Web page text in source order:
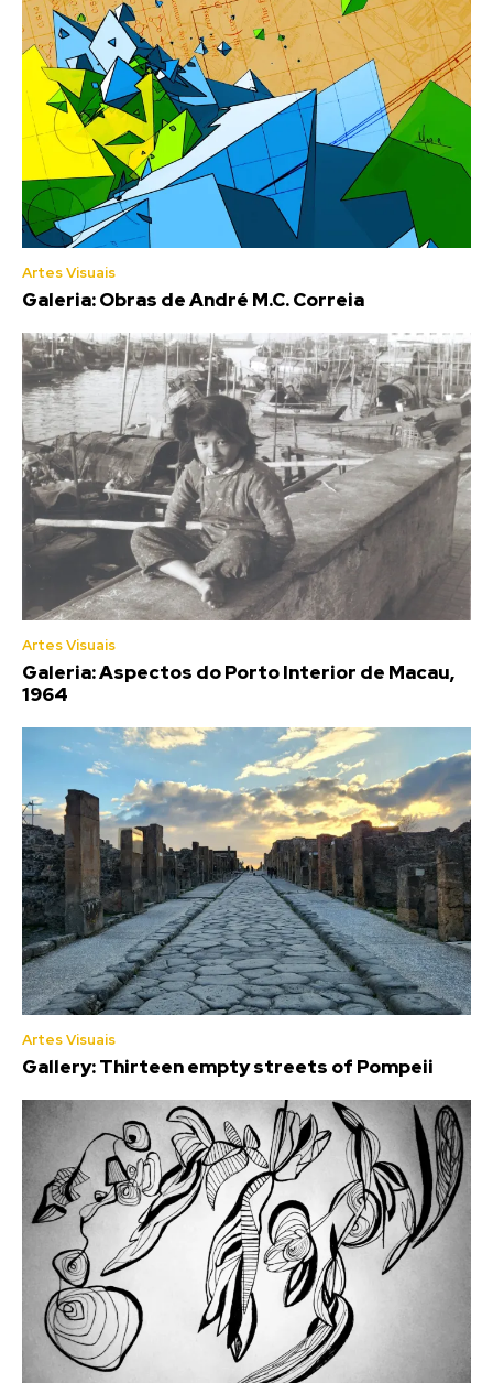
Artes Visuais
Galeria: Obras de André M.C. Correia
Artes Visuais
Galeria: Aspectos do Porto Interior de Macau,
1964
Artes Visuais
Gallery: Thirteen empty streets of Pompeii